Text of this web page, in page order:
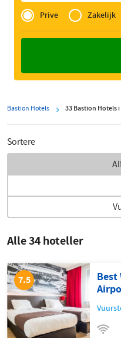
of
Zakelijk
Prive Zakelijk
Bastion Hotels 33 Bastion Hotels
Sortere
Alle 34 hoteller
7.5
Best